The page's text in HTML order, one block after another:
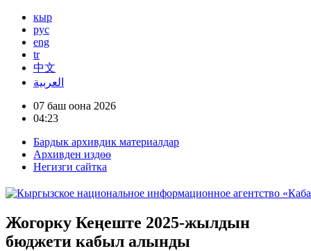
кыр
рус
eng
tr
中文
العربية
07 баш оона 2026
04:23
Бардык архивдик материалдар
Архивден издөө
Негизги сайтка
Жогорку Кеңеште 2025-жылдын
бюджети кабыл алынды